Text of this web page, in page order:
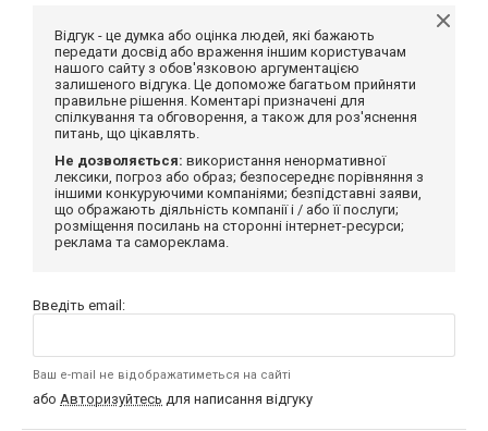
Відгук - це думка або оцінка людей, які бажають
передати досвід або враження іншим користувачам
нашого сайту з обов'язковою аргументацією
залишеного відгука. Це допоможе багатьом прийняти
правильне рішення. Коментарі призначені для
спілкування та обговорення, а також для роз'яснення
питань, що цікавлять.
Не дозволяється: використання ненормативної
лексики, погроз або образ; безпосереднє порівняння з
іншими конкуруючими компаніями; безпідставні заяви,
що ображають діяльність компанії і / або її послуги;
розміщення посилань на сторонні інтернет-ресурси;
реклама та самореклама.
Введіть email:
Ваш e-mail не відображатиметься на сайті
або Авторизуйтесь для написання відгуку